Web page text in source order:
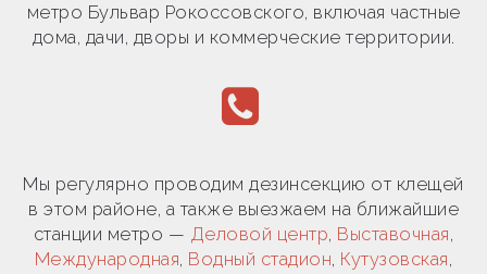
метро Бульвар Рокоссовского, включая частные
дома, дачи, дворы и коммерческие территории.
Мы регулярно проводим дезинсекцию от клещей
в этом районе, а также выезжаем на ближайшие
станции метро — Деловой центр, Выставочная,
Международная, Водный стадион, Кутузовская,